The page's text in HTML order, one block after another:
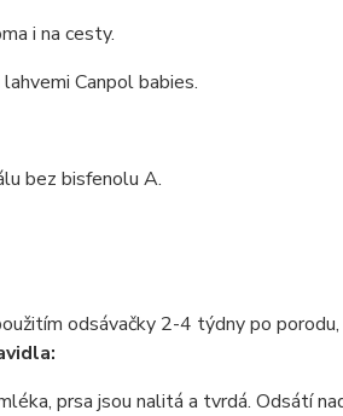
i na cesty.
Canpol babies.
bez bisfenolu A.
odsávačky 2-4 týdny po
prsa jsou nalitá a tvrdá. Odsátí